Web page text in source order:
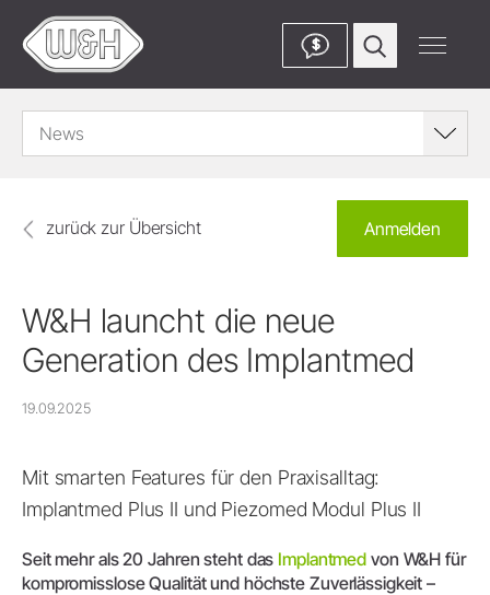
$
News
zurück zur Übersicht Anmelden
W&H launcht die neue
Generation des Implantmed
19.09.2025
Mit smarten Features für den Praxisalltag:
Implantmed Plus II und Piezomed Modul Plus II
Seit mehr als 20 Jahren steht das Implantmed von W&H für
kompromisslose Qualität und höchste Zuverlässigkeit –